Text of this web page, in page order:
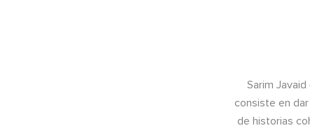
Sarim
consiste en
de historias